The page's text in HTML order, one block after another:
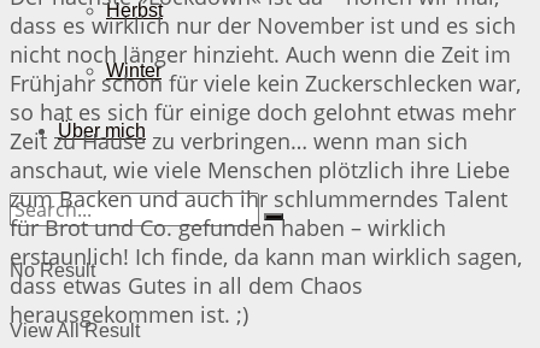
Herbst
Winter
Über mich
No Result
View All Result
dass es wirklich nur der November ist und es sich
nicht noch länger hinzieht. Auch wenn die Zeit im
Frühjahr schon für viele kein Zuckerschlecken war,
so hat es sich für einige doch gelohnt etwas mehr
Zeit zu Hause zu verbringen… wenn man sich
anschaut, wie viele Menschen plötzlich ihre Liebe
zum Backen und auch ihr schlummerndes Talent
für Brot und Co. gefunden haben – wirklich
erstaunlich! Ich finde, da kann man wirklich sagen,
dass etwas Gutes in all dem Chaos
herausgekommen ist. ;)